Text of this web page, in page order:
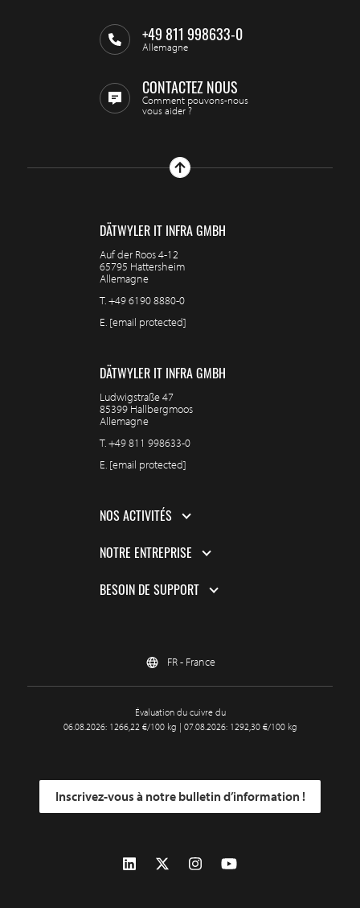
+49 811 998633-0
Allemagne
CONTACTEZ NOUS
Comment pouvons-nous
vous aider ?
DÄTWYLER IT INFRA GMBH
Auf der Roos 4-12
65795 Hattersheim
Allemagne
T.+49 6190 8880-0
E. [email protected]
DÄTWYLER IT INFRA GMBH
Ludwigstraße 47
85399 Hallbergmoos
Allemagne
T.+49 811 998633-0
E. [email protected]
NOS ACTIVITÉS
NOTRE ENTREPRISE
BESOIN DE SUPPORT
FR - France
Évaluation du cuivre du
06.08.2026: 1266,22 €/100 kg | 07.08.2026: 1292,30 €/100 kg
Inscrivez-vous à notre bulletin d’information !